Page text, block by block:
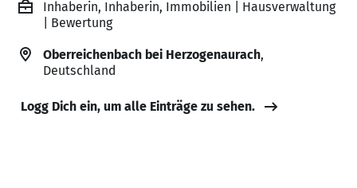
Inhaberin, Inhaberin, Immobilien | Hausverwaltung
| Bewertung
Oberreichenbach bei Herzogenaurach,
Deutschland
Logg Dich ein, um alle Einträge zu sehen.